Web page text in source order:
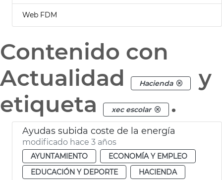
Web FDM
Contenido con
Actualidad
Hacienda
y
etiqueta
xec escolar .
Ayudas subida coste de la energía
modificado hace 3 años
AYUNTAMIENTO
ECONOMÍA Y EMPLEO
EDUCACIÓN Y DEPORTE
HACIENDA